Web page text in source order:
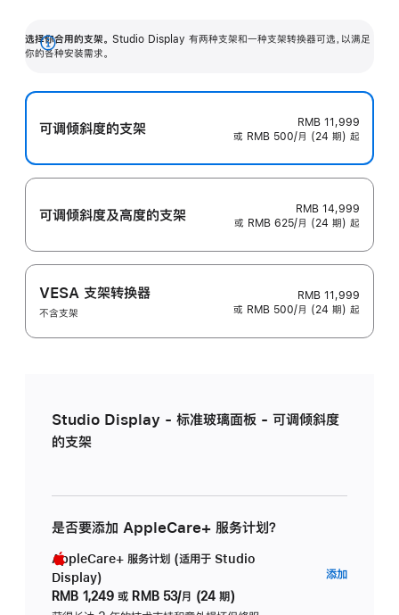
选择你合用的支架。 Studio Display 有两种支架和一种支架转换器可选，以满足
你的各种安装需求。
展
可调倾斜度的支架
RMB 11,999
或 RMB 500/月 (24 期) 起
可调倾斜度及高‍度的支‍架
RMB 14,999
或 RMB 625/月 (24 期) 起
VESA 支架转换器
不含支架
RMB 11,999
或 RMB 500/月 (24 期) 起
Studio Display - 标准玻璃面板 - 可调倾斜度
的支架
是否要添加 AppleCare+ 服务计划？
AppleCare+ 服务计划 (适用于 Studio
Display)
RMB 1,249 或 RMB 53/月 (24 期)
添加